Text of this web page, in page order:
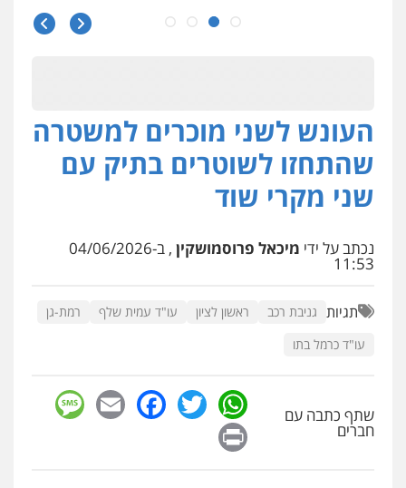
עו"ד שלומי שרון
עו"ד אלון קריטי
אלימות
0525544654
פלילי פשיעה חמורה מעצרים וחקירות
קטינים
משרד עורכי דין חן ברוך
העונש לשני מוכרים למשטרה
שהתחזו לשוטרים בתיק עם
שני מקרי שוד
נכתב על ידי מיכאל פרוסמושקין , ב-04/06/2026
11:53
תגיות גניבת רכב ראשון לציון עו"ד עמית שלף
רמת-גן
עו"ד כרמל בתו
שתף כתבה עם
חברים
WhatsApp
Twitter
Facebook
Email